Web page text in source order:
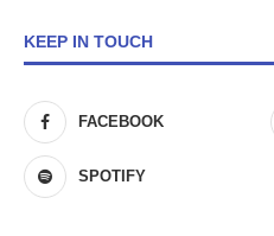
KEEP IN TOUCH
FACEBOOK
SPOTIFY